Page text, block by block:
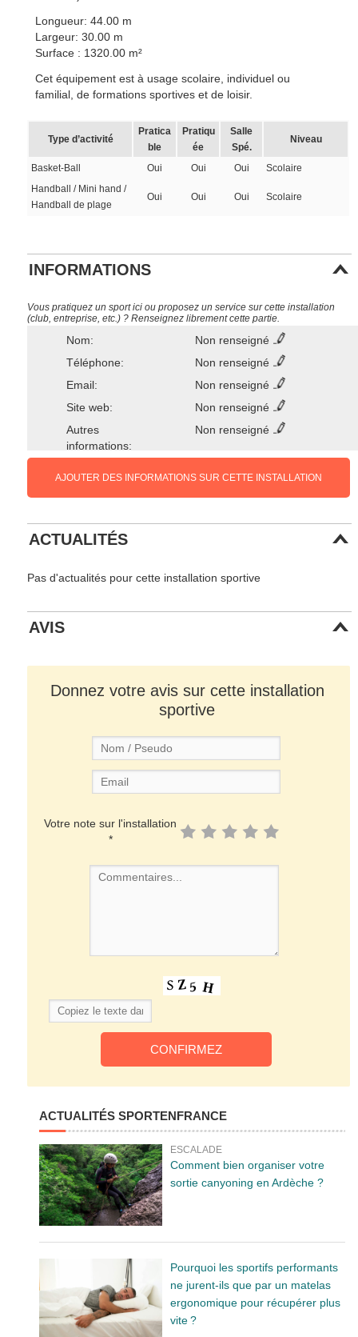
Longueur: 44.00 m
Largeur: 30.00 m
Surface : 1320.00 m²
Cet équipement est à usage scolaire, individuel ou
familial, de formations sportives et de loisir.
Type d’activité
Pratica
ble
Pratiqu
ée
Salle
Spé.
Niveau
Basket-Ball Oui Oui Oui
Scolaire
Handball / Mini hand /
Handball de plage
Oui Oui Oui Scolaire
INFORMATIONS
Vous pratiquez un sport ici ou proposez un service sur cette installation
(club, entreprise, etc.) ? Renseignez librement cette partie.
Nom:
Non renseigné
Téléphone:
Non renseigné
Email:
Non renseigné
Site web:
Non renseigné
Autres
informations:
Non renseigné
AJOUTER DES INFORMATIONS SUR CETTE INSTALLATION
ACTUALITÉS
Pas d'actualités pour cette installation sportive
AVIS
Donnez votre avis sur cette installation
sportive
Votre note sur l'installation
*
ACTUALITÉS SPORTENFRANCE
ESCALADE
Comment bien organiser votre
sortie canyoning en Ardèche ?
Pourquoi les sportifs performants
ne jurent-ils que par un matelas
ergonomique pour récupérer plus
vite ?